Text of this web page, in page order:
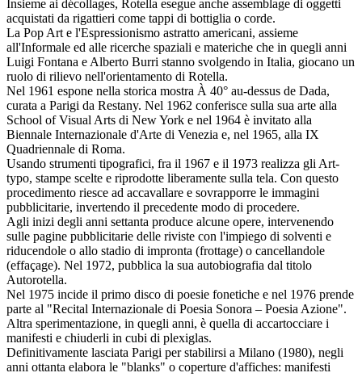
Insieme ai décollages, Rotella esegue anche assemblage di oggetti
acquistati da rigattieri come tappi di bottiglia o corde.
La Pop Art e l'Espressionismo astratto americani, assieme
all'Informale ed alle ricerche spaziali e materiche che in quegli anni
Luigi Fontana e Alberto Burri stanno svolgendo in Italia, giocano un
ruolo di rilievo nell'orientamento di Rotella.
Nel 1961 espone nella storica mostra À 40° au-dessus de Dada,
curata a Parigi da Restany. Nel 1962 conferisce sulla sua arte alla
School of Visual Arts di New York e nel 1964 è invitato alla
Biennale Internazionale d'Arte di Venezia e, nel 1965, alla IX
Quadriennale di Roma.
Usando strumenti tipografici, fra il 1967 e il 1973 realizza gli Art-
typo, stampe scelte e riprodotte liberamente sulla tela. Con questo
procedimento riesce ad accavallare e sovrapporre le immagini
pubblicitarie, invertendo il precedente modo di procedere.
Agli inizi degli anni settanta produce alcune opere, intervenendo
sulle pagine pubblicitarie delle riviste con l'impiego di solventi e
riducendole o allo stadio di impronta (frottage) o cancellandole
(effaçage). Nel 1972, pubblica la sua autobiografia dal titolo
Autorotella.
Nel 1975 incide il primo disco di poesie fonetiche e nel 1976 prende
parte al "Recital Internazionale di Poesia Sonora – Poesia Azione".
Altra sperimentazione, in quegli anni, è quella di accartocciare i
manifesti e chiuderli in cubi di plexiglas.
Definitivamente lasciata Parigi per stabilirsi a Milano (1980), negli
anni ottanta elabora le "blanks" o coperture d'affiches: manifesti